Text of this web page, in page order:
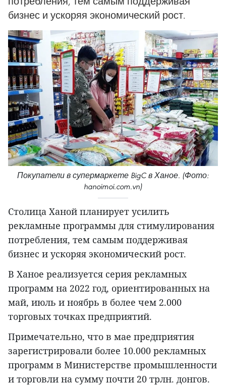
бизнес и ускоряя экономический рост.
Покупатели в супермаркете BigC в Ханое. (Фото:
hanoimoi.com.vn)
Столица Ханой планирует усилить
рекламные программы для стимулирования
потребления, тем самым поддерживая
бизнес и ускоряя экономический рост.
В Ханое реализуется серия рекламных
программ на 2022 год, ориентированных на
май, июль и ноябрь в более чем 2.000
торговых точках предприятий.
Примечательно, что в мае предприятия
зарегистрировали более 10.000 рекламных
программ в Министерстве промышленности
и торговли на сумму почти 20 трлн. донгов.